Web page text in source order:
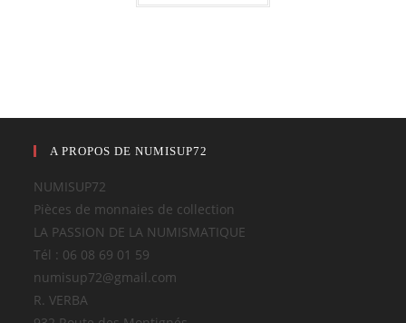
A PROPOS DE NUMISUP72
NUMISUP72
Pièces de monnaies de collection
LA PASSION DE LA NUMISMATIQUE
Tél : 06 08 69 01 59
numisup72@gmail.com
R. VERBA